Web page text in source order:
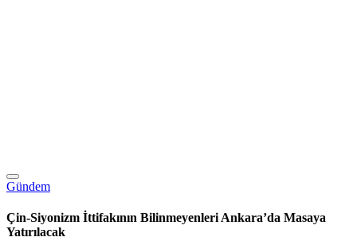
Gündem
Çin-Siyonizm İttifakının Bilinmeyenleri Ankara’da Masaya
Yatırılacak